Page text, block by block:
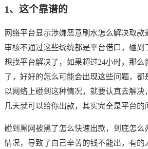
1、这个靠谱的
网络平台显示涉嫌恶意刷水怎么解决取款
审核不通过这些统统都是平台借口，碰到
想找平台解决了，如果超过24小时，那么
了，好好的怎么可能会出现这些问题，都
以网络上碰到这种情况，就要认真去解决
几天就可以给你出款，其实完全是平台的
碰到黑网被黑了怎么快速出款，到底怎么
情况，导致了自己辛苦的钱不能出，有的